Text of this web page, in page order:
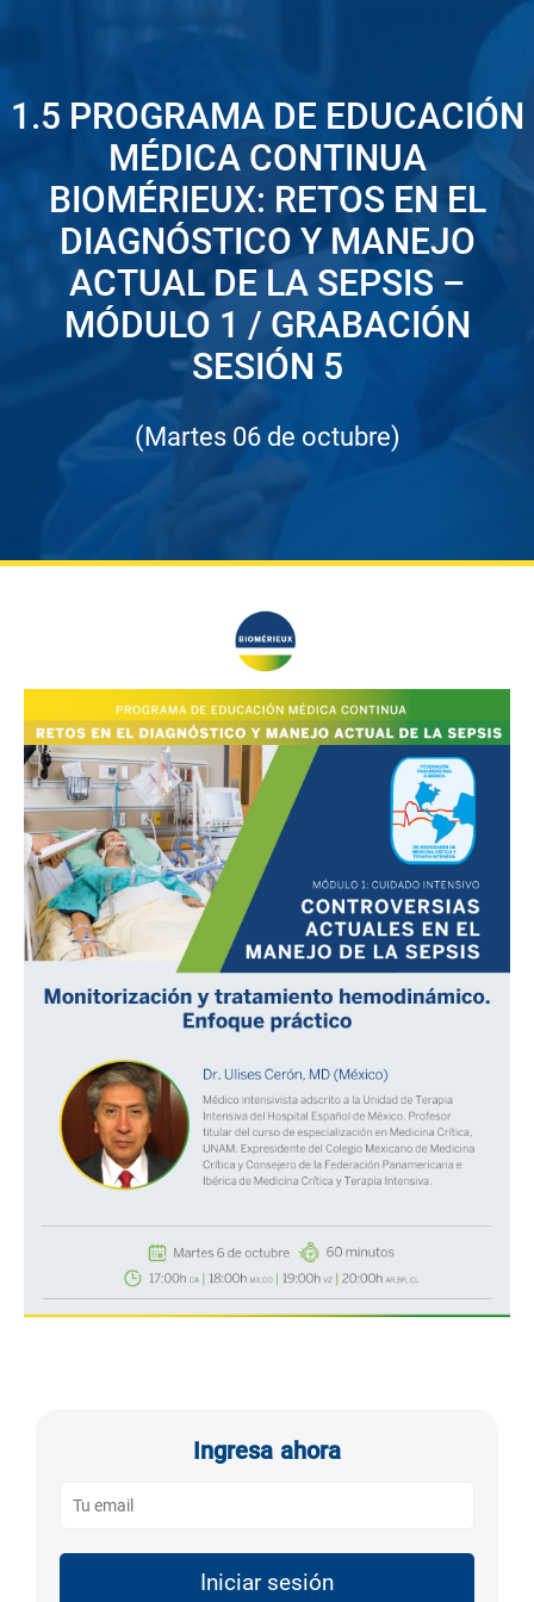
1.5 PROGRAMA DE EDUCACIÓN
MÉDICA CONTINUA
BIOMÉRIEUX: RETOS EN EL
DIAGNÓSTICO Y MANEJO
ACTUAL DE LA SEPSIS –
MÓDULO 1 / GRABACIÓN
SESIÓN 5
(Martes 06 de octubre)
Ingresa ahora
Iniciar sesión